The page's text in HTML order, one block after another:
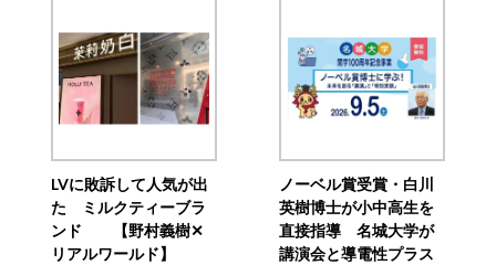
LVに敗訴して人気が出
た ミルクティーブラ
ンド 【野村義樹✕
リアルワールド】
ノーベル賞受賞・白川
英樹博士が小中高生を
直接指導 名城大学が
講演会と導電性プラス